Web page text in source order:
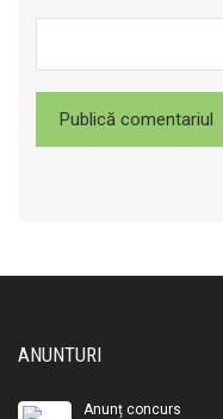
ANUNTURI
Anunț concurs